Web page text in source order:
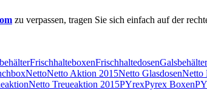
zu verpassen, tragen Sie sich einfach auf der
FrischhalteboxenFrischhaltedosenGalsbehälter
NettoNetto Aktion 2015Netto GlasdosenNetto
Netto Treueaktion 2015PYrexPyrex Boxen